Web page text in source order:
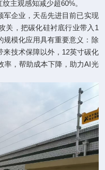
主观感知减少超60%。
企业，天岳先进目前已实现
关，把碳化硅衬底行业带入1
规模化应用具有重要意义：除
技术保障以外，12英寸碳化
率，帮助成本下降，助力AI光